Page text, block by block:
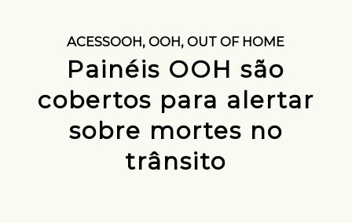
ACESSOOH,OOH,OUT OF HOME
Painéis OOH são
cobertos para alertar
sobre mortes no
trânsito